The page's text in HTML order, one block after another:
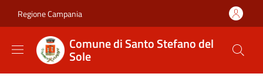
Regione Campania
Comune di Santo Stefano del
Sole